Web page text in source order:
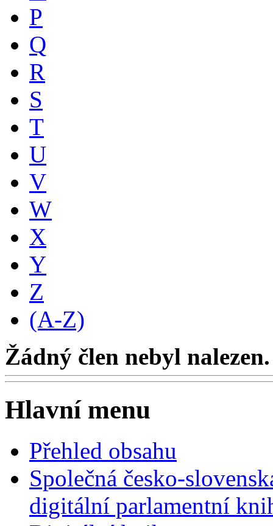
P
Q
R
S
T
U
V
W
X
Y
Z
(A-Z)
Žádný člen nebyl nalezen.
Hlavní menu
Přehled obsahu
Společná česko-
digitální parlamentní